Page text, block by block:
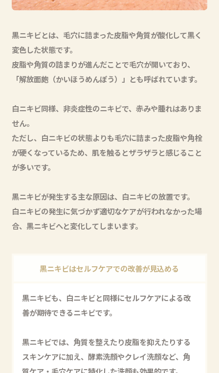
黒ニキビとは、毛穴に詰まった皮脂や角質が酸化して黒く
変色した状態です。
皮脂や角質の詰まりが進んだことで毛穴が開いており、
「解放面皰（かいほうめんぽう）」とも呼ばれています。
白ニキビ同様、非炎症性のニキビで、赤みや腫れはありま
せん。
ただし、白ニキビの状態よりも毛穴に詰まった皮脂や角栓
が硬くなっているため、肌を触るとザラザラと感じること
が多いです。
黒ニキビが発生する主な原因は、白ニキビの放置です。
白ニキビの発生に気づかず適切なケアが行われなかった場
合、黒ニキビへと変化してしまいます。
黒ニキビはセルフケアでの改善が見込める
黒ニキビも、白ニキビと同様にセルフケアによる改
善が期待できるニキビです。
黒ニキビでは、角質を整えたり皮脂を抑えたりする
スキンケアに加え、酵素洗顔やクレイ洗顔など、角